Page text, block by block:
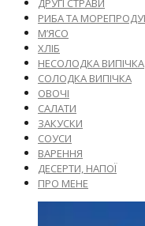
ДРУГІ СТРАВИ
РИБА ТА
М’ЯСО
ХЛІБ
НЕСОЛОДКА ВИПІЧКА
СОЛОДКА ВИПІЧКА
ОВОЧІ
САЛАТИ
ЗАКУСКИ
СОУСИ
ВАРЕННЯ
ДЕСЕРТИ, НАПОЇ
ПРО МЕНЕ